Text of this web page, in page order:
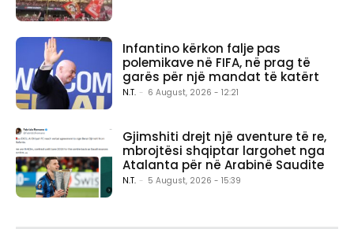
Infantino kërkon falje pas
polemikave në FIFA, në prag të
garës për një mandat të katërt
N.T. - 6 August, 2026 - 12:21
Gjimshiti drejt një aventure të re,
mbrojtësi shqiptar largohet nga
Atalanta për në Arabinë Saudite
N.T. - 5 August, 2026 - 15:39